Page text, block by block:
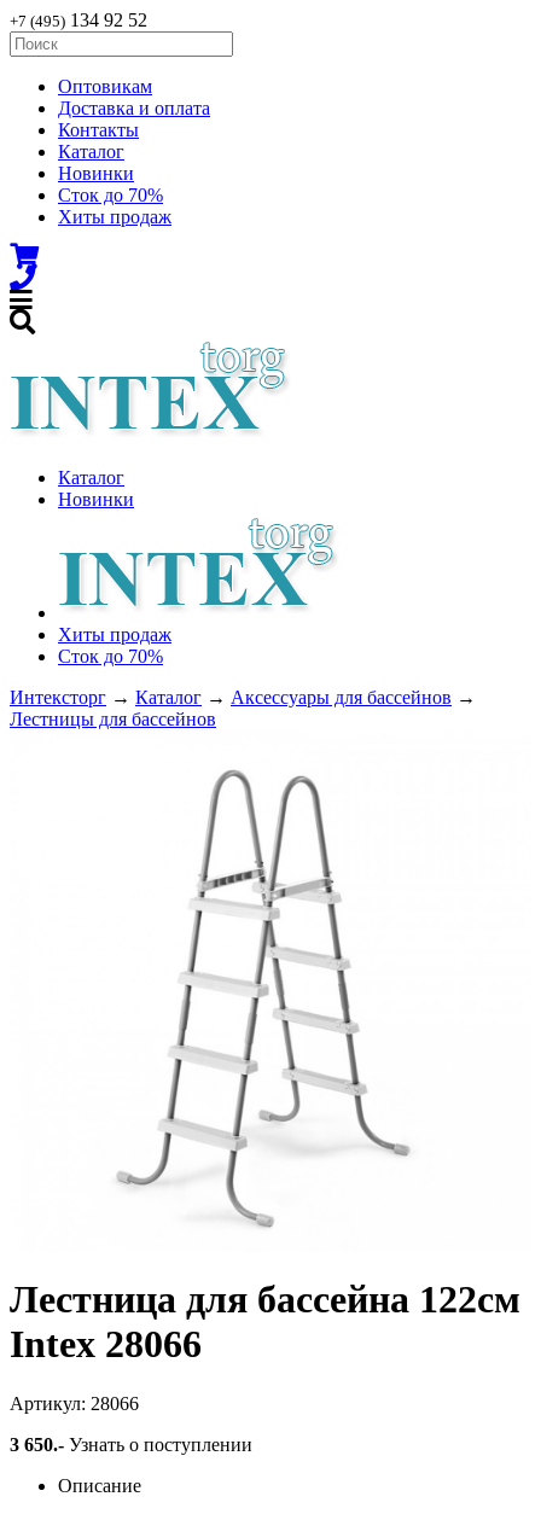
+7 (495) 134 92 52
Оптовикам
Доставка и оплата
Контакты
Каталог
Новинки
Сток до 70%
Хиты продаж
Каталог
Новинки
Хиты продаж
Сток до 70%
Интексторг → Каталог → Аксессуары для бассейнов →
Лестницы для бассейнов
Лестница для бассейна 122см
Intex 28066
Артикул: 28066
3 650.- Узнать о поступлении
Описание